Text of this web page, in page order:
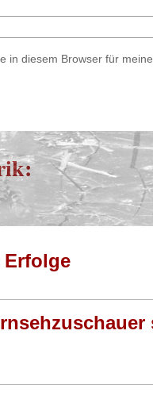
in diesem Browser für
Erfolge